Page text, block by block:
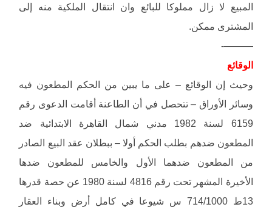
المبيع لا زال مملوكا للبائع وان انتقال الملكية منه إلى
المشترى ممكن.
———-
الوقائع
وحيث إن الوقائع – على ما يبين من الحكم المطعون فيه
وسائر الأوراق – تتحصل في أن الطاعنة أقامت الدعوى رقم
6159 لسنة 1982 مدني شمال القاهرة الابتدائية ضد
المطعون ضدهم بطلب الحكم أولا – ببطلان عقد البيع الصادر
من المطعون ضدهما الأول والخامس للمطعون ضدها
الأخيرة المشهر تحت رقم 4816 لسنة 1980 عن حصة قدرها
13ط 714/1000 س شيوعا في كامل أرض وبناء العقار